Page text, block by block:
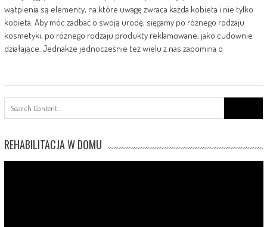
wątpienia są elementy, na które uwagę zwraca każda kobieta i nie tylko
kobieta. Aby móc zadbać o swoją urodę, sięgamy po różnego rodzaju
kosmetyki, po różnego rodzaju produkty reklamowane, jako cudownie
działające. Jednakże jednocześnie też wielu z nas zapomina o
REHABILITACJA W DOMU